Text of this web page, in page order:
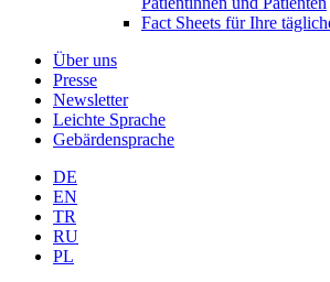
Fact Sheets für Ihre
Über uns
Presse
Newsletter
Leichte Sprache
Gebärdensprache
DE
EN
TR
RU
PL